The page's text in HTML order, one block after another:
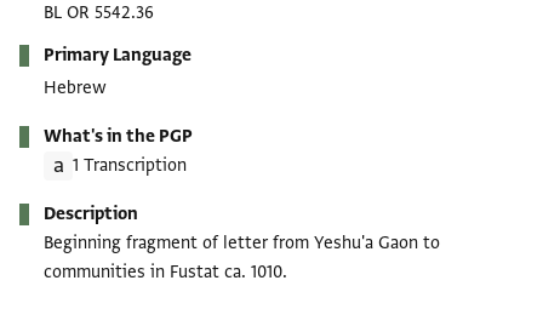
BL OR 5542.36
Primary Language
Hebrew
What's in the PGP
1 Transcription
Description
Beginning fragment of letter from Yeshu'a Gaon to
communities in Fustat ca. 1010.